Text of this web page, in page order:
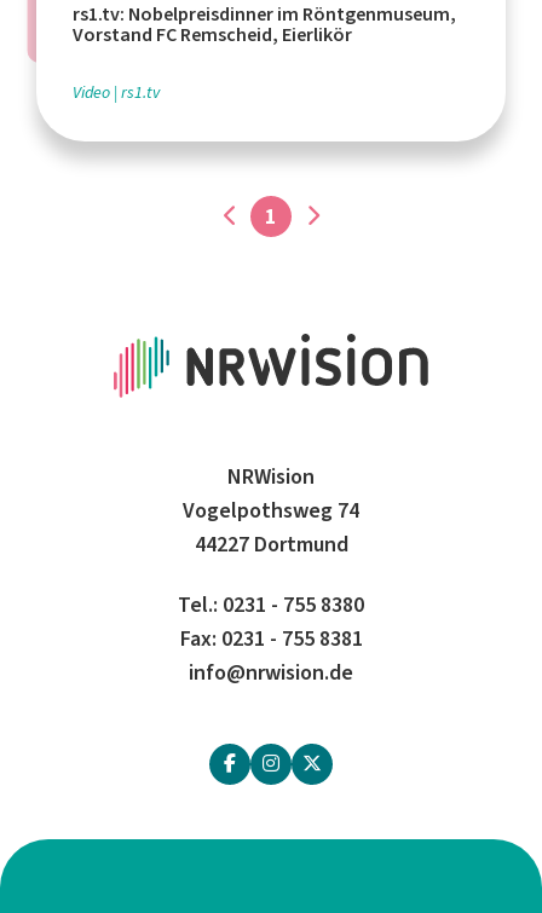
rs1.tv: Nobelpreisdinner im Röntgenmuseum,
Vorstand FC Remscheid, Eierlikör
Video rs1.tv
1
NRWision
Vogelpothsweg 74
44227 Dortmund
Tel.: 0231 - 755 8380
Fax: 0231 - 755 8381
info@nrwision.de